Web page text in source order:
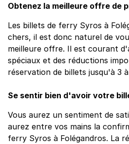
Obtenez la meilleure offre de
Les billets de ferry Syros à
chers, il est donc naturel de
meilleure offre. Il est courant
spéciaux et des réductions
réservation de billets jusqu'à 3
Se sentir bien d'avoir votre
Vous aurez un sentiment de
aurez entre vos mains la
ferry Syros à Folégandros. La